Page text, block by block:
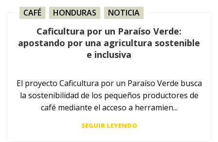
CAFÉ HONDURAS NOTICIA
Caficultura por un Paraíso Verde:
apostando por una agricultura sostenible
e inclusiva
El proyecto Caficultura por un Paraíso Verde busca
la sostenibilidad de los pequeños productores de
café mediante el acceso a herramien...
SEGUIR LEYENDO